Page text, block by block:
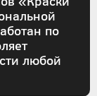
по
любой